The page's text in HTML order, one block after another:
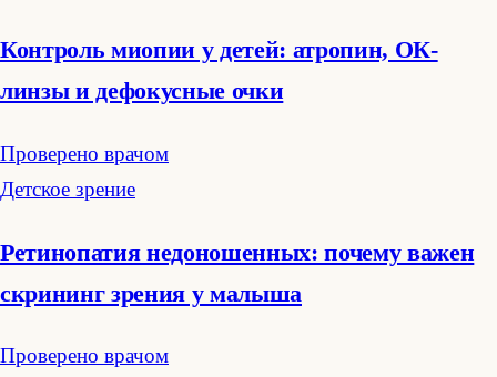
Контроль миопии у детей: атропин, ОК-
линзы и дефокусные очки
Проверено врачом
Детское зрение
Ретинопатия недоношенных: почему важен
скрининг зрения у малыша
Проверено врачом